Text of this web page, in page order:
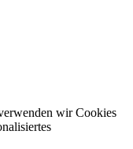
wir Cookies